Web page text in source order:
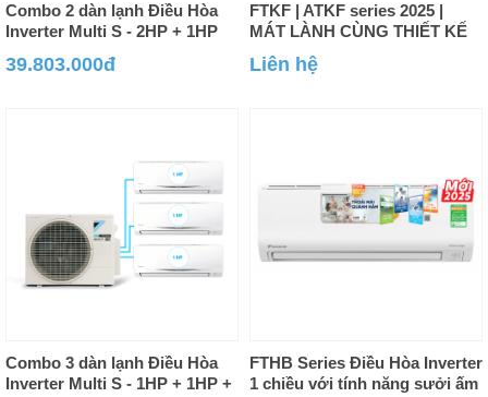
Combo 2 dàn lạnh Điều Hòa
Inverter Multi S - 2HP + 1HP
39.803.000đ
FTKF | ATKF series 2025 |
MÁT LÀNH CÙNG THIẾT KẾ
HOÀN TOÀN MỚI
Liên hệ
Combo 3 dàn lạnh Điều Hòa
Inverter Multi S - 1HP + 1HP +
FTHB Series Điều Hòa Inverter
1 chiều với tính năng sưởi ấm